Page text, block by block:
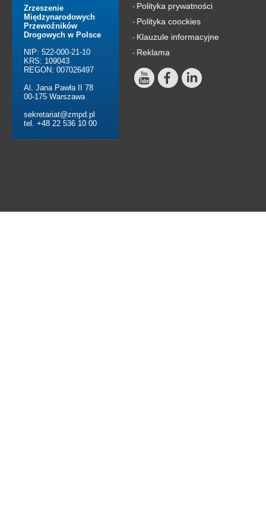
Zrzeszenie
Międzynarodowych
Przewoźników
Drogowych w Polsce
NIP: 522-000-21-10
KRS: 109043
REGON: 007026497
Al. Jana Pawła II 78
00-175 Warszawa
sekretariat@zmpd.pl
tel. +48 22 536 10 00
- Polityka prywatności
- Polityka coockies
- Klauzule informacyjne
- Reklama